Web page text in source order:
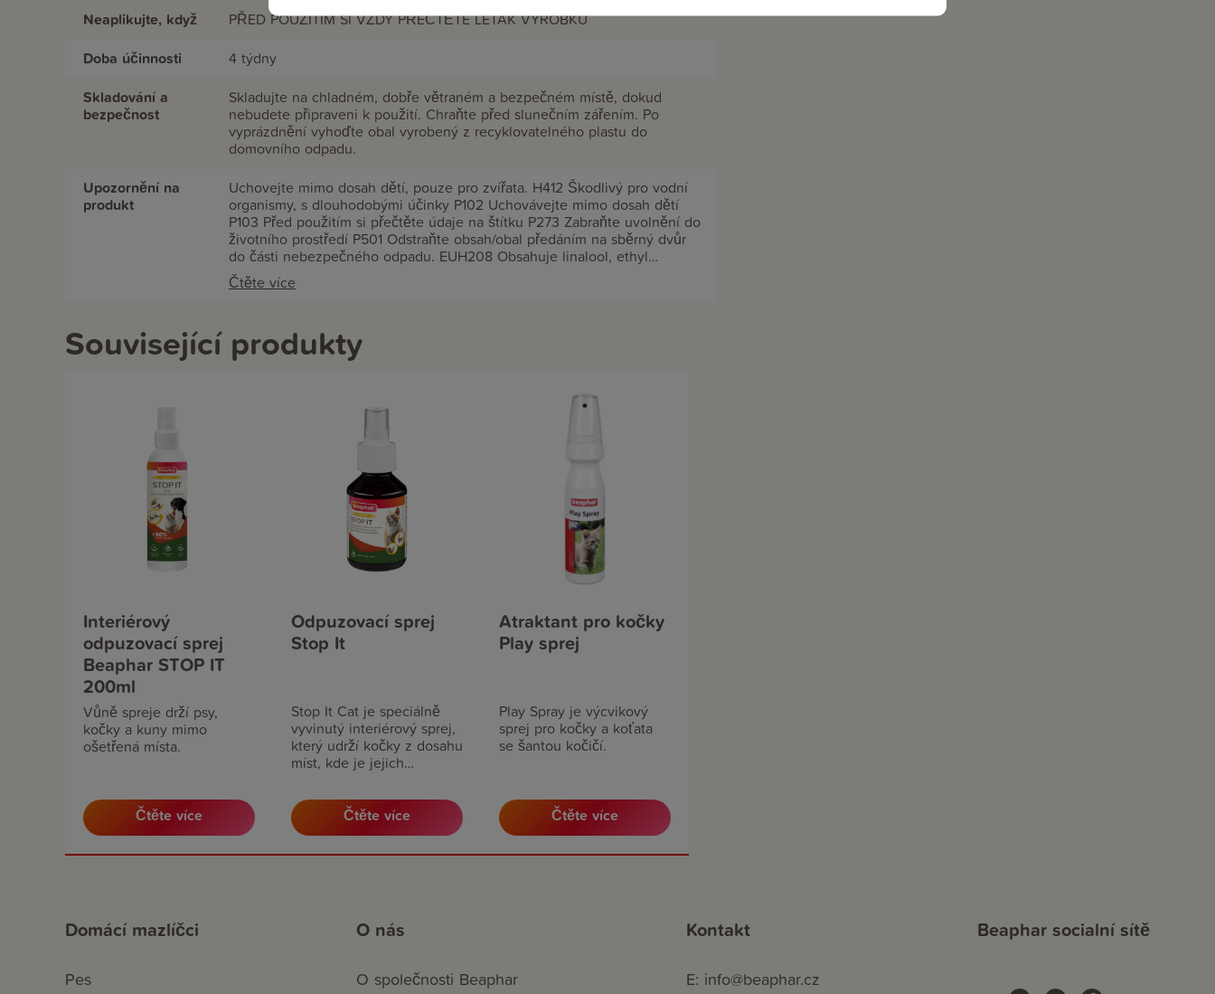
Neaplikujte, když PŘED POUŽITÍM SI VŽDY PŘEČTĚTE LETÁK VÝROBKU
Doba účinnosti 4 týdny
Skladování a
bezpečnost
Skladujte na chladném, dobře větraném a bezpečném místě, dokud
nebudete připraveni k použití. Chraňte před slunečním zářením. Po
vyprázdnění vyhoďte obal vyrobený z recyklovatelného plastu do
domovního odpadu.
Upozornění na
produkt
Uchovejte mimo dosah dětí, pouze pro zvířata. H412 Škodlivý pro vodní
organismy, s dlouhodobými účinky P102 Uchovávejte mimo dosah dětí
P103 Před použitím si přečtěte údaje na štítku P273 Zabraňte uvolnění do
životního prostředí P501 Odstraňte obsah/obal předáním na sběrný dvůr
do části nebezpečného odpadu. EUH208 Obsahuje linalool, ethyl
methylphenylglycidate, valerian vegetal extract, eucalyptol
Čtěte více
Související produkty
Interiérový
odpuzovací sprej
Beaphar STOP IT
200ml
Vůně spreje drží psy,
kočky a kuny mimo
ošetřená místa.
Čtěte více
Odpuzovací sprej
Stop It
Stop It Cat je speciálně
vyvinutý interiérový sprej,
který udrží kočky z dosahu
míst, kde je jejich
Čtěte více
Atraktant pro kočky
Play sprej
Play Spray je výcvikový
sprej pro kočky a koťata
se šantou kočičí.
Čtěte více
Domácí mazlíčci
Pes
O nás
O společnosti Beaphar
Kontakt
E: info@beaphar.cz
Beaphar socialní sítě